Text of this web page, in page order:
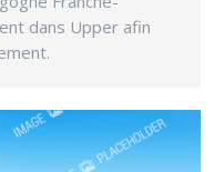
dans Upper afin